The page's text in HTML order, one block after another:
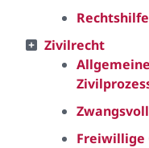
Rechtshilfe
Zivilrecht
Freiwillige